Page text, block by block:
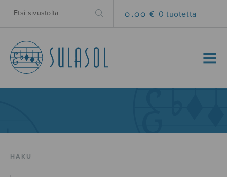
0.00 € 0 tuotetta
MENU
HAKU